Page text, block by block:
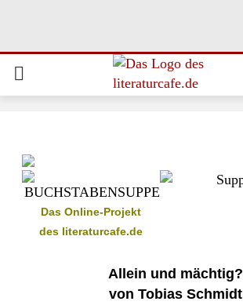
Das Online-Projekt
des literaturcafe.de
Allein und mächtig?
von Tobias Schmidt